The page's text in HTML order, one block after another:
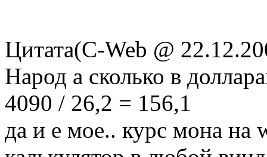
Цитата(C-Web @
Народ а сколько в
4090 / 26,2 = 156,1
да и е мое.. курс мона на